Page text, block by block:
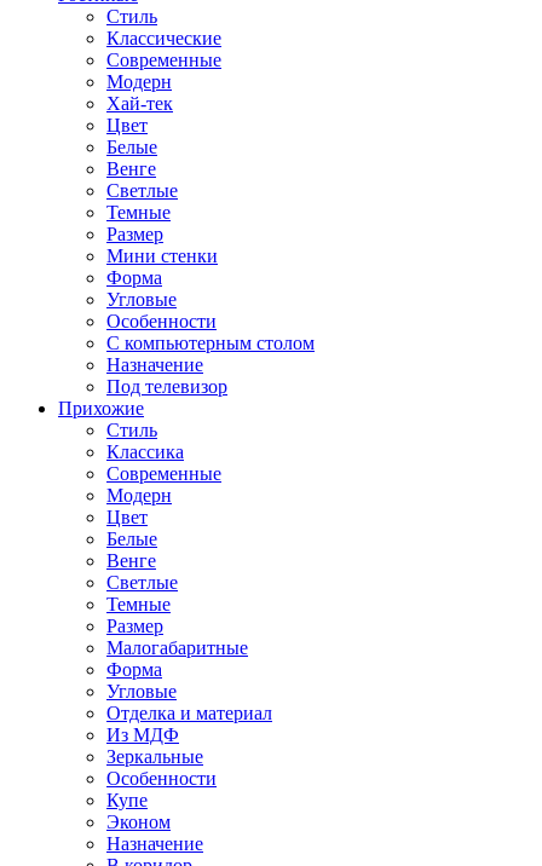
Стиль
Классические
Современные
Модерн
Хай-тек
Цвет
Белые
Венге
Светлые
Темные
Размер
Мини стенки
Форма
Угловые
Особенности
С компьютерным столом
Назначение
Под телевизор
Прихожие
Стиль
Классика
Современные
Модерн
Цвет
Белые
Венге
Светлые
Темные
Размер
Малогабаритные
Форма
Угловые
Отделка и материал
Из МДФ
Зеркальные
Особенности
Купе
Эконом
Назначение